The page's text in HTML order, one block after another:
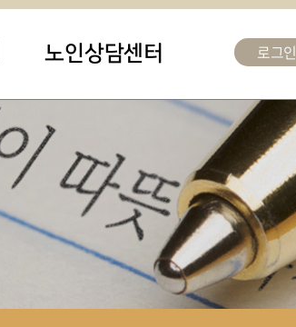
노인상담센터 로그인